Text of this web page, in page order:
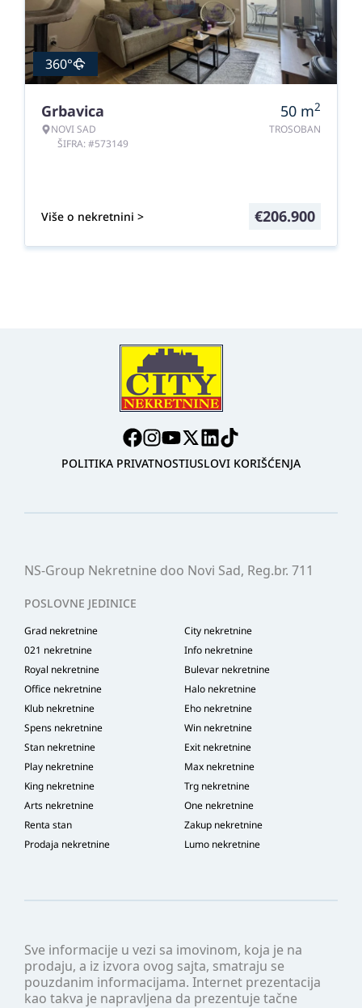
360°
Grbavica
NOVI SAD
ŠIFRA: #573149
50 m2
TROSOBAN
Više o nekretnini > €206.900
POLITIKA PRIVATNOSTIUSLOVI KORIŠĆENJA
Sve informacije u vezi sa imovinom, koja je na
prodaju, a iz izvora ovog sajta, smatraju se
pouzdanim informacijama. Internet prezentacija
kao takva je napravljena da prezentuje tačne
NS-Group Nekretnine doo Novi Sad, Reg.br. 711
POSLOVNE JEDINICE
Grad nekretnine
City nekretnine
021 nekretnine
Info nekretnine
Royal nekretnine
Bulevar nekretnine
Office nekretnine
Halo nekretnine
Klub nekretnine
Eho nekretnine
Spens nekretnine
Win nekretnine
Stan nekretnine
Exit nekretnine
Play nekretnine
Max nekretnine
King nekretnine
Trg nekretnine
Arts nekretnine
One nekretnine
Renta stan
Zakup nekretnine
Prodaja nekretnine
Lumo nekretnine